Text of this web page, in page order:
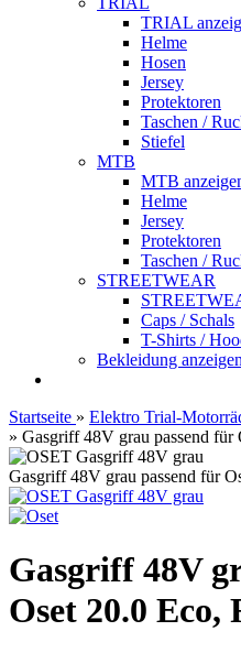
TRIAL
Helme
Hosen
Jersey
Protektoren
Taschen /
Stiefel
MTB
MTB
Helme
Jersey
Protektoren
Taschen /
STREETWEAR
Caps / Schals
T-Shirts /
Bekleidung anzeigen
Startseite » Elektro Trial-
» Gasgriff 48V grau passend
Gasgriff 48V grau passend für
Gasgriff 48V
Oset 20.0